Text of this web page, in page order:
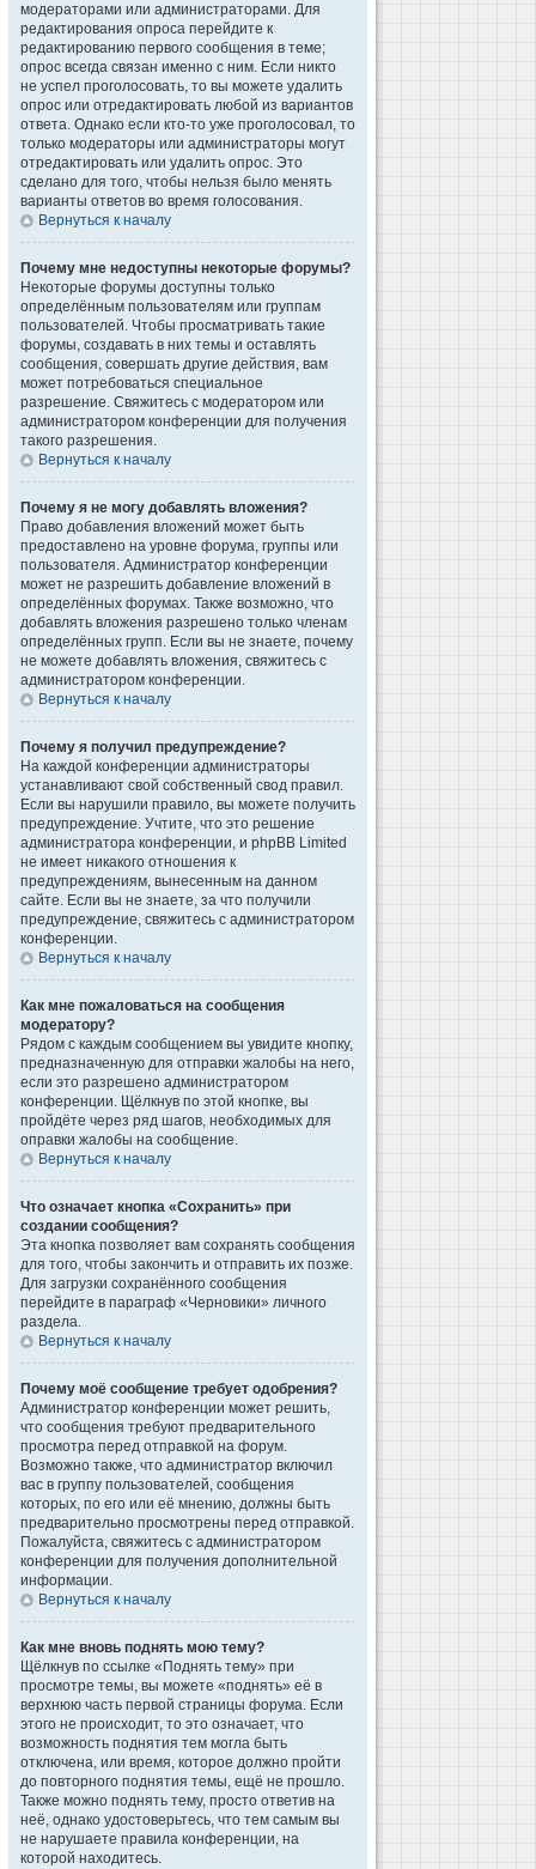
модераторами или администраторами. Для
редактирования опроса перейдите к
редактированию первого сообщения в теме;
опрос всегда связан именно с ним. Если никто
не успел проголосовать, то вы можете удалить
опрос или отредактировать любой из вариантов
ответа. Однако если кто-то уже проголосовал, то
только модераторы или администраторы могут
отредактировать или удалить опрос. Это
сделано для того, чтобы нельзя было менять
варианты ответов во время голосования.
Вернуться к началу
Почему мне недоступны некоторые форумы?
Некоторые форумы доступны только
определённым пользователям или группам
пользователей. Чтобы просматривать такие
форумы, создавать в них темы и оставлять
сообщения, совершать другие действия, вам
может потребоваться специальное
разрешение. Свяжитесь с модератором или
администратором конференции для получения
такого разрешения.
Вернуться к началу
Почему я не могу добавлять вложения?
Право добавления вложений может быть
предоставлено на уровне форума, группы или
пользователя. Администратор конференции
может не разрешить добавление вложений в
определённых форумах. Также возможно, что
добавлять вложения разрешено только членам
определённых групп. Если вы не знаете, почему
не можете добавлять вложения, свяжитесь с
администратором конференции.
Вернуться к началу
Почему я получил предупреждение?
На каждой конференции администраторы
устанавливают свой собственный свод правил.
Если вы нарушили правило, вы можете получить
предупреждение. Учтите, что это решение
администратора конференции, и phpBB Limited
не имеет никакого отношения к
предупреждениям, вынесенным на данном
сайте. Если вы не знаете, за что получили
предупреждение, свяжитесь с администратором
конференции.
Вернуться к началу
Как мне пожаловаться на сообщения
модератору?
Рядом с каждым сообщением вы увидите кнопку,
предназначенную для отправки жалобы на него,
если это разрешено администратором
конференции. Щёлкнув по этой кнопке, вы
пройдёте через ряд шагов, необходимых для
оправки жалобы на сообщение.
Вернуться к началу
Что означает кнопка «Сохранить» при
создании сообщения?
Эта кнопка позволяет вам сохранять сообщения
для того, чтобы закончить и отправить их позже.
Для загрузки сохранённого сообщения
перейдите в параграф «Черновики» личного
раздела.
Вернуться к началу
Почему моё сообщение требует одобрения?
Администратор конференции может решить,
что сообщения требуют предварительного
просмотра перед отправкой на форум.
Возможно также, что администратор включил
вас в группу пользователей, сообщения
которых, по его или её мнению, должны быть
предварительно просмотрены перед отправкой.
Пожалуйста, свяжитесь с администратором
конференции для получения дополнительной
информации.
Вернуться к началу
Как мне вновь поднять мою тему?
Щёлкнув по ссылке «Поднять тему» при
просмотре темы, вы можете «поднять» её в
верхнюю часть первой страницы форума. Если
этого не происходит, то это означает, что
возможность поднятия тем могла быть
отключена, или время, которое должно пройти
до повторного поднятия темы, ещё не прошло.
Также можно поднять тему, просто ответив на
неё, однако удостоверьтесь, что тем самым вы
не нарушаете правила конференции, на
которой находитесь.